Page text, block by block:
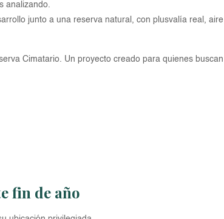
analizando.
junto a una reserva natural, con plusvalía real,
Cimatario. Un proyecto creado para quienes buscan
fin de año